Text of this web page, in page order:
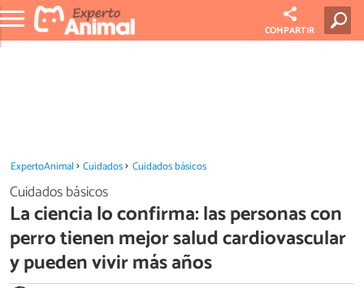
COMPARTIR
ExpertoAnimal Cuidados Cuidados básicos
Cuidados básicos
La ciencia lo confirma: las personas con
perro tienen mejor salud cardiovascular
y pueden vivir más años